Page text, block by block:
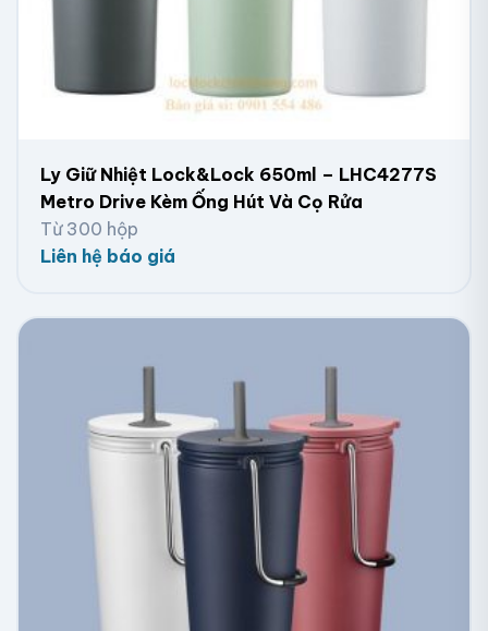
Ly Giữ Nhiệt Lock&Lock 650ml – LHC4277S
Metro Drive Kèm Ống Hút Và Cọ Rửa
Từ 300 hộp
Liên hệ báo giá